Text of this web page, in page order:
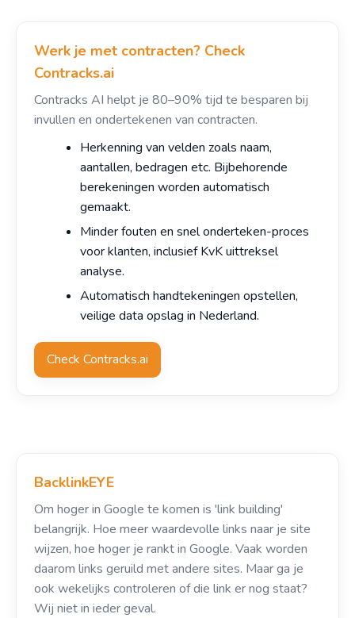
Werk je met contracten? Check
Contracks.ai
Contracks AI helpt je 80–90% tijd te besparen bij
invullen en ondertekenen van contracten.
Herkenning van velden zoals naam,
aantallen, bedragen etc. Bijbehorende
berekeningen worden automatisch
gemaakt.
Minder fouten en snel onderteken-proces
voor klanten, inclusief KvK uittreksel
analyse.
Automatisch handtekeningen opstellen,
veilige data opslag in Nederland.
Check Contracks.ai
BacklinkEYE
Om hoger in Google te komen is 'link building'
belangrijk. Hoe meer waardevolle links naar je site
wijzen, hoe hoger je rankt in Google. Vaak worden
daarom links geruild met andere sites. Maar ga je
ook wekelijks controleren of die link er nog staat?
Wij niet in ieder geval.